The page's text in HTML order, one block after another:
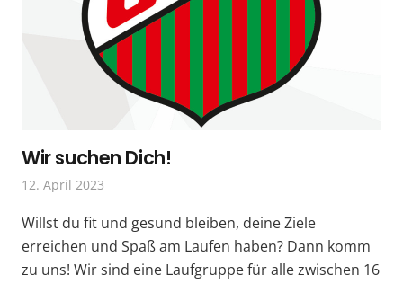
Wir suchen Dich!
12. April 2023
Willst du fit und gesund bleiben, deine Ziele
erreichen und Spaß am Laufen haben? Dann komm
zu uns! Wir sind eine Laufgruppe für alle zwischen 16